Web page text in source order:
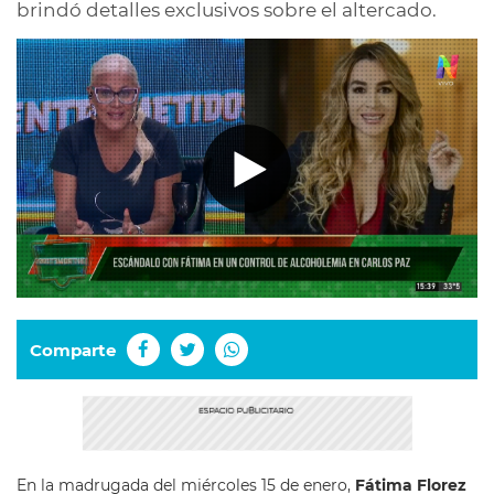
brindó detalles exclusivos sobre el altercado.
Comparte
En la madrugada del miércoles 15 de enero, Fátima Florez